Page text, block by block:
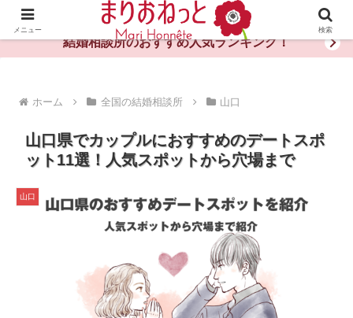
婚活や出会いの体験談・評判・秘訣がわかる情報サイト
結婚相談所のおすすめ人気ランキング！
ホーム 全国の結婚相談所 山口
山口県でカップルにおすすめのデートスポ
ット11選！人気スポットから穴場まで
山口
メニュー 検索